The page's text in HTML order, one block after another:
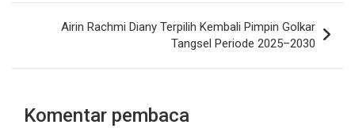
Airin Rachmi Diany Terpilih Kembali Pimpin Golkar
Tangsel Periode 2025–2030
Komentar pembaca